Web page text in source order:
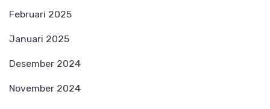
Februari 2025
Januari 2025
Desember 2024
November 2024